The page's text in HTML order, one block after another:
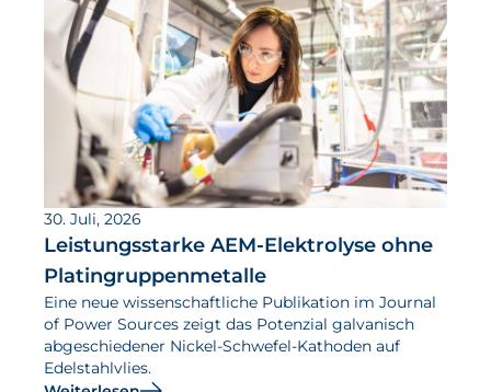
30. Juli, 2026
Leistungsstarke AEM-Elektrolyse ohne
Platingruppenmetalle
Eine neue wissenschaftliche Publikation im Journal
of Power Sources zeigt das Potenzial galvanisch
abgeschiedener Nickel-Schwefel-Kathoden auf
Edelstahlvlies.